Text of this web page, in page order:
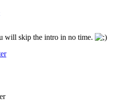
will skip the intro in no time.